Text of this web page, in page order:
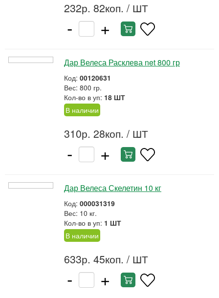
232р. 82коп. / ШТ
- +
Дар Велеса Расклева net 800 гр
Код: 00120631
Вес: 800 гр.
Кол-во в уп: 18 ШТ
В наличии
310р. 28коп. / ШТ
- +
Дар Велеса Скелетин 10 кг
Код: 000031319
Вес: 10 кг.
Кол-во в уп: 1 ШТ
В наличии
633р. 45коп. / ШТ
- +